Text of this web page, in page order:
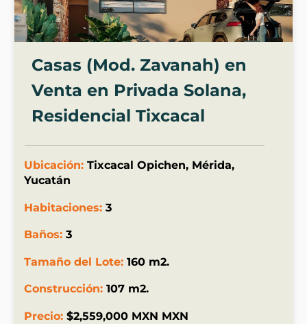
Casas (Mod. Zavanah) en
Venta en Privada Solana,
Residencial Tixcacal
Ubicación: Tixcacal Opichen, Mérida,
Yucatán
Habitaciones: 3
Baños: 3
Tamaño del Lote: 160 m2.
Construcción: 107 m2.
Precio: $2,559,000 MXN MXN